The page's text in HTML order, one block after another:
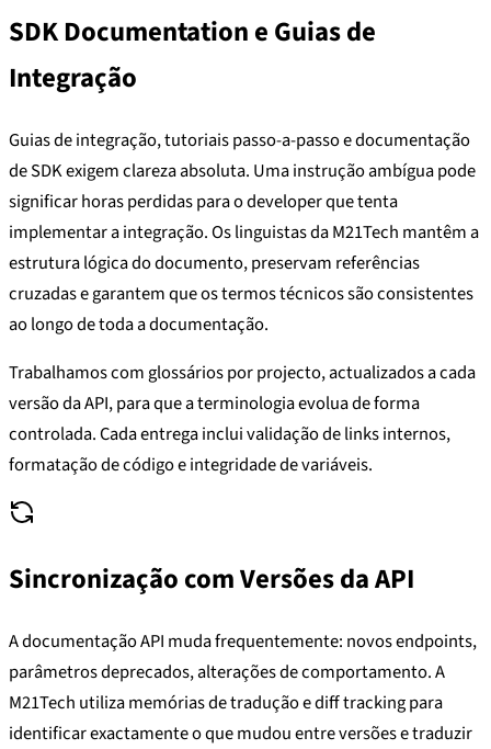
SDK Documentation e Guias de
Integração
Guias de integração, tutoriais passo-a-passo e documentação
de SDK exigem clareza absoluta. Uma instrução ambígua pode
significar horas perdidas para o developer que tenta
implementar a integração. Os linguistas da M21Tech mantêm a
estrutura lógica do documento, preservam referências
cruzadas e garantem que os termos técnicos são consistentes
ao longo de toda a documentação.
Trabalhamos com glossários por projecto, actualizados a cada
versão da API, para que a terminologia evolua de forma
controlada. Cada entrega inclui validação de links internos,
formatação de código e integridade de variáveis.
Sincronização com Versões da API
A documentação API muda frequentemente: novos endpoints,
parâmetros deprecados, alterações de comportamento. A
M21Tech utiliza memórias de tradução e diff tracking para
identificar exactamente o que mudou entre versões e traduzir